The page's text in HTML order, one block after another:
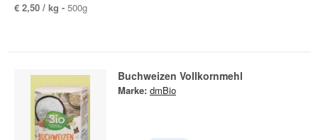
€ 2,50 / kg - 500g
Buchweizen Vollkornmehl
Marke: dmBio